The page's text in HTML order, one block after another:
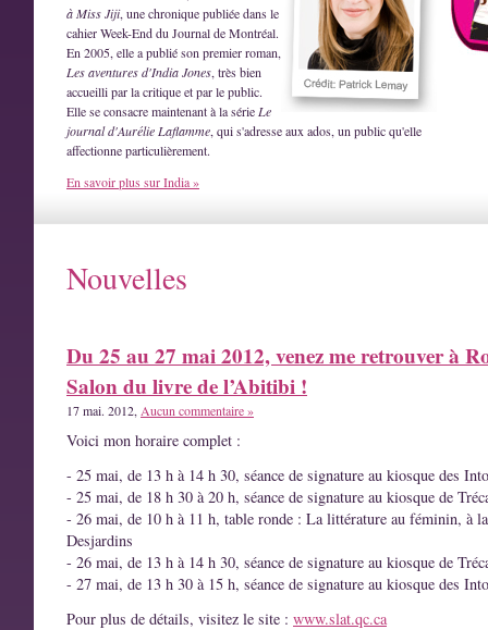
à Miss Jiji, une chronique publiée dans le
cahier Week-End du Journal de Montréal.
En 2005, elle a publié son premier roman,
Les aventures d'India Jones, très bien
accueilli par la critique et par le public.
Elle se consacre maintenant à la série Le
journal d'Aurélie Laflamme, qui s'adresse aux ados, un public qu'elle
affectionne particulièrement.
En savoir plus sur India »
Nouvelles
Du 25 au 27 mai 2012, venez me retrouver à
Salon du livre de l’Abitibi !
17 mai. 2012, Aucun commentaire »
Voici mon horaire complet :
- 25 mai, de 13 h à 14 h 30, séance de signature au kiosque des
- 25 mai, de 18 h 30 à 20 h, séance de signature au kiosque de
- 26 mai, de 10 h à 11 h, table ronde : La littérature au féminin, à
Desjardins
- 26 mai, de 13 h à 14 h 30, séance de signature au kiosque de
- 27 mai, de 13 h 30 à 15 h, séance de signature au kiosque des
Pour plus de détails, visitez le site : www.slat.qc.ca